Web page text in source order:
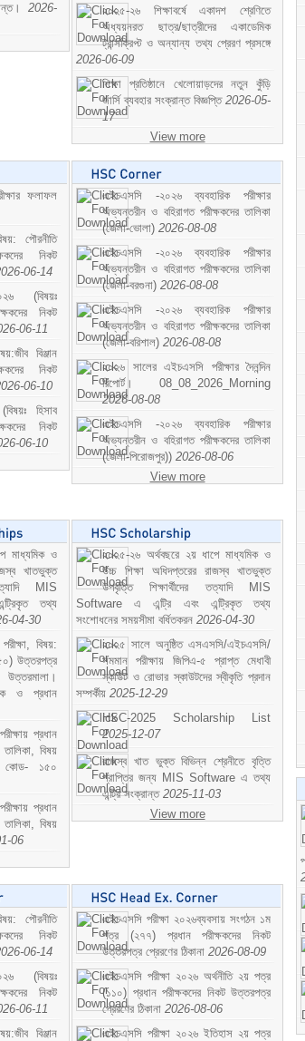
2026-
২০২৫-২৬ শিক্ষাবর্ষে একাদশ শ্রেণিতে
অধ্যয়নরত ছাত্র/ছাত্রীদের একাডেমিক
ট্রান্সক্রিপ্ট ও অন্যান্য তথ্য প্রেরণ প্রসঙ্গে
2026-06-09
শিক্ষা প্রতিষ্ঠানে খেলোয়াড়দের নতুন কুঁড়ি
জার্সি ব্যবহার সংক্রান্ত বিজ্ঞপ্তি 2026-05-
17
View more
ফলাফল
পৌরনীতি
নিকট
06-14
(বিষয়ঃ
নিকট
06-11
বিঞ্জান
নিকট
06-10
হিসাব
নিকট
06-10
এইচএসসি -২০২৬ ব্যবহারিক পরীক্ষার
অভ্যন্তরীন ও বহিরাগত পরীক্ষকদের তালিকা
(জেলা-ভোলা) 2026-08-08
এইচএসসি -২০২৬ ব্যবহারিক পরীক্ষার
অভ্যন্তরীন ও বহিরাগত পরীক্ষকদের তালিকা
(জেলা-বরগুনা) 2026-08-08
এইচএসসি -২০২৬ ব্যবহারিক পরীক্ষার
অভ্যন্তরীন ও বহিরাগত পরীক্ষকদের তালিকা
(জেলা-বরিশাল) 2026-08-08
২০২৬ সালের এইচএসসি পরীক্ষার দৈনন্দিন
রিপোর্ট। 08_08_2026_Morning
2026-08-08
এইচএসসি -২০২৬ ব্যবহারিক পরীক্ষার
অভ্যন্তরীন ও বহিরাগত পরীক্ষকদের তালিকা
(জেলা-পিরোজপুর)) 2026-08-06
View more
মাধ্যমিক ও
খাতভুক্ত
MIS
তথ্য
04-30
বিষয়:
উত্তরপত্র
ও প্রধান
প্রধান
তালিকা, বিষয়
কোড- ১৫০
প্রধান
তালিকা, বিষয়
06
২০২৫-২৬ অর্থবছরে ২য় ধাপে মাধ্যমিক ও
উচ্চ শিক্ষা অধিদপ্তরের রাজস্ব খাতভুক্ত
উপবৃত্তি শিক্ষার্থীদের তত্যাদি MIS
Software এ এন্ট্রি এবং এন্ট্রিকৃত তথ্য
সংশোধনের সময়সীমা বর্ধিতকরন 2026-04-30
২০২৫ সালে অনুষ্ঠিত এসএসসি/এইচএসসি/
সমমান পরীক্ষায় জিপিএ-৫ প্রাপ্ত মেধাবী
স্কাউট ও রোভার স্কাউটদের স্বীকৃতি প্রদান
সম্পর্কীয় 2025-12-29
HSC-2025 Scholarship List
2025-12-07
রাজস্ব খাত ভুক্ত বিভিন্ন শ্রেনীতে বৃত্তি
প্রাপ্তির জন্য MIS Software এ তথ্য
এন্ট্রি সংক্রান্ত 2025-11-03
View more
পৌরনীতি
নিকট
06-14
(বিষয়ঃ
নিকট
06-11
বিঞ্জান
এইচএসসি পরীক্ষা ২০২৬ব্যবসায় সংগঠন ১ম
পত্র (২৭৭) প্রধান পরীক্ষকদের নিকট
উত্তরপত্র প্রেরণের ঠিকানা 2026-08-09
এইচএসসি পরীক্ষা ২০২৬ অর্থনীতি ২য় পত্র
(১১০) প্রধান পরীক্ষকদের নিকট উত্তরপত্র
প্রেরণের ঠিকানা 2026-08-06
এইচএসসি পরীক্ষা ২০২৬ ইতিহাস ২য় পত্র